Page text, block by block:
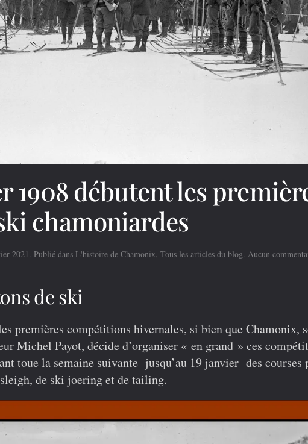
1908 débutent les
chamoniardes
2021. Publié dans L'histoire de Chamonix, Tous les articles du blog. Aucun
de ski
premières compétitions hivernales, si bien que Chamonix,
Michel Payot, décide d’organiser « en grand » ces
toue la semaine suivante jusqu’au 19 janvier des courses
de ski joering et de tailing.